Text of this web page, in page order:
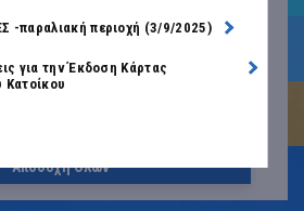
παραλιακή περιοχή (3/9/2025)
για την Έκδοση Κάρτας
Αποδοχή Όλων